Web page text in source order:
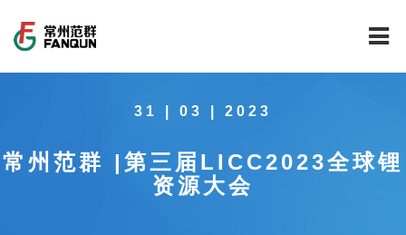
公司介绍
干燥设备
31 | 03 | 2023
常州范群 |第三届LICC2023全球锂
资源大会